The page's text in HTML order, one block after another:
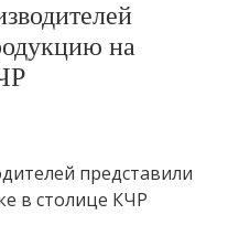
на